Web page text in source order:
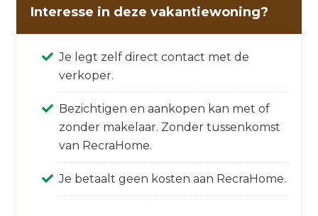
Interesse in deze vakantiewoning?
Je legt zelf direct contact met de
verkoper.
Bezichtigen en aankopen kan met of
zonder makelaar. Zonder tussenkomst
van RecraHome.
Je betaalt geen kosten aan RecraHome.